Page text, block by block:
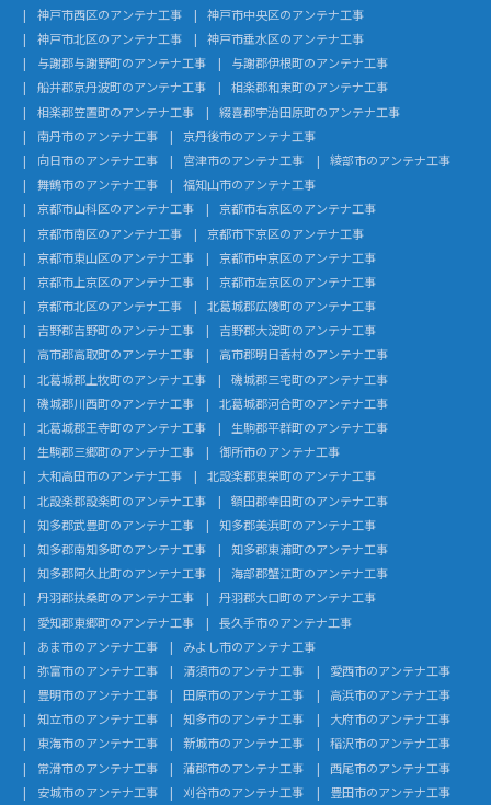
神戸市西区のアンテナ工事
神戸市中央区のアンテナ工事
神戸市北区のアンテナ工事
神戸市垂水区のアンテナ工事
与謝郡与謝野町のアンテナ工事
与謝郡伊根町のアンテナ工事
船井郡京丹波町のアンテナ工事
相楽郡和束町のアンテナ工事
相楽郡笠置町のアンテナ工事
綴喜郡宇治田原町のアンテナ工事
南丹市のアンテナ工事
京丹後市のアンテナ工事
向日市のアンテナ工事
宮津市のアンテナ工事
綾部市のアンテナ工事
舞鶴市のアンテナ工事
福知山市のアンテナ工事
京都市山科区のアンテナ工事
京都市右京区のアンテナ工事
京都市南区のアンテナ工事
京都市下京区のアンテナ工事
京都市東山区のアンテナ工事
京都市中京区のアンテナ工事
京都市上京区のアンテナ工事
京都市左京区のアンテナ工事
京都市北区のアンテナ工事
北葛城郡広陵町のアンテナ工事
吉野郡吉野町のアンテナ工事
吉野郡大淀町のアンテナ工事
高市郡高取町のアンテナ工事
高市郡明日香村のアンテナ工事
北葛城郡上牧町のアンテナ工事
磯城郡三宅町のアンテナ工事
磯城郡川西町のアンテナ工事
北葛城郡河合町のアンテナ工事
北葛城郡王寺町のアンテナ工事
生駒郡平群町のアンテナ工事
生駒郡三郷町のアンテナ工事
御所市のアンテナ工事
大和高田市のアンテナ工事
北設楽郡東栄町のアンテナ工事
北設楽郡設楽町のアンテナ工事
額田郡幸田町のアンテナ工事
知多郡武豊町のアンテナ工事
知多郡美浜町のアンテナ工事
知多郡南知多町のアンテナ工事
知多郡東浦町のアンテナ工事
知多郡阿久比町のアンテナ工事
海部郡蟹江町のアンテナ工事
丹羽郡扶桑町のアンテナ工事
丹羽郡大口町のアンテナ工事
愛知郡東郷町のアンテナ工事
長久手市のアンテナ工事
あま市のアンテナ工事
みよし市のアンテナ工事
弥富市のアンテナ工事
清須市のアンテナ工事
愛西市のアンテナ工事
豊明市のアンテナ工事
田原市のアンテナ工事
高浜市のアンテナ工事
知立市のアンテナ工事
知多市のアンテナ工事
大府市のアンテナ工事
東海市のアンテナ工事
新城市のアンテナ工事
稲沢市のアンテナ工事
常滑市のアンテナ工事
蒲郡市のアンテナ工事
西尾市のアンテナ工事
安城市のアンテナ工事
刈谷市のアンテナ工事 豊田市のアンテナ工事